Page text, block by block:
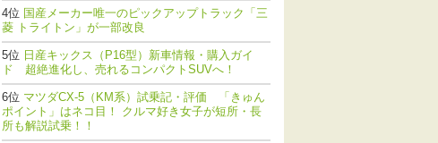
国産メーカー唯一のピックアップトラック「三
菱 トライトン」が一部改良
日産キックス（P16型）新車情報・購入ガイ
ド 超絶進化し、売れるコンパクトSUVへ！
マツダCX-5（KM系）試乗記・評価 「きゅん
ポイント」はネコ目！ クルマ好き女子が短所・長
所も解説試乗！！